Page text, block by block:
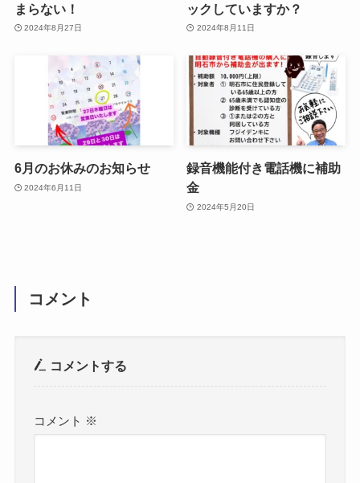
まらない！
2024年8月27日
ックしていますか？
2024年8月11日
6月のお休みのお知らせ
2024年6月11日
録音機能付き電話機に補助
金
2024年5月20日
コメント
コメントする
コメント ※